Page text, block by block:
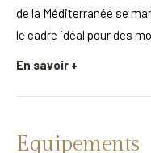
de la Méditerranée se
le cadre idéal pour des
En savoir +
Équipements